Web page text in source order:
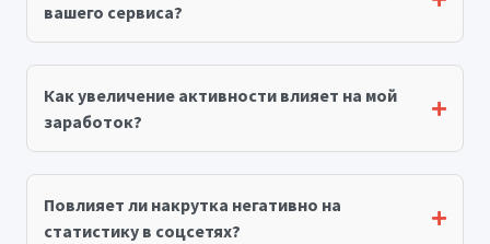
вашего сервиса?
Как увеличение активности влияет на мой
заработок?
Повлияет ли накрутка негативно на
статистику в соцсетях?